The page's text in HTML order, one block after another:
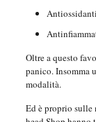
Oltre a questo
panico. Insomma
modalità.
Ed è proprio